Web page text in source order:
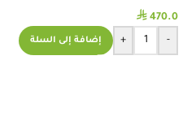
⃁ 470.0
-
+ إضافة إلى السلة